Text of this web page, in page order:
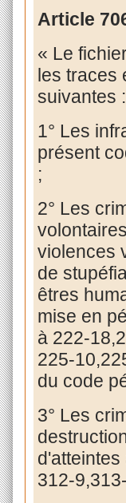
Article
« Le
les traces
suivantes :
1° Les
présent
;
2° Les
violences
de
êtres
mise en
à 222-
225-
du code
3° Les
312-